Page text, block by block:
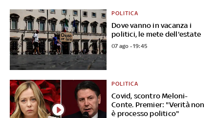
Dove vanno in vacanza i
politici, le mete dell'estate
POLITICA
07 ago - 19:45
Covid, scontro Meloni-
Conte. Premier: "Verità non
è processo politico"
POLITICA